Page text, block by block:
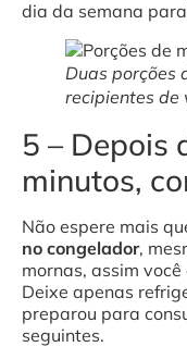
dia da semana
Duas porções
recipientes de
5 – Depois
minutos,
Não espere mais
no congelador,
mornas, assim
Deixe apenas
preparou para
seguintes.